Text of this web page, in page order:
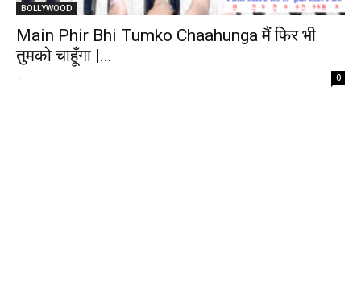
BOLLYWOOD
Main Phir Bhi Tumko Chaahunga मैं फिर भी
तुमको चाहूँगा |...
- 0